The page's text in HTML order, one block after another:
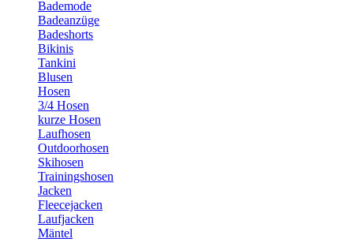
Bademode
Badeanzüge
Badeshorts
Bikinis
Tankini
Blusen
Hosen
3/4 Hosen
kurze Hosen
Laufhosen
Outdoorhosen
Skihosen
Trainingshosen
Jacken
Fleecejacken
Laufjacken
Mäntel